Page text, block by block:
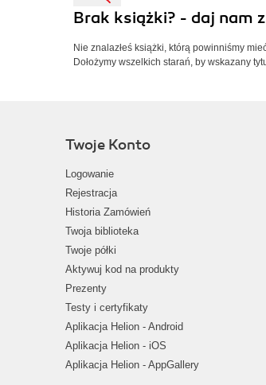
Brak książki? - daj nam
Nie znalazłeś książki, którą powinniśmy
Dołożymy wszelkich starań, by wskazany
Twoje Konto
Logowanie
Rejestracja
Historia Zamówień
Twoja biblioteka
Twoje półki
Aktywuj kod na produkty
Prezenty
Testy i certyfikaty
Aplikacja Helion - Android
Aplikacja Helion - iOS
Aplikacja Helion - AppGallery